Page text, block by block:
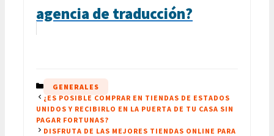
agencia de traducción?
CATEGORÍAS
GENERALES
¿ES POSIBLE COMPRAR EN TIENDAS DE ESTADOS
UNIDOS Y RECIBIRLO EN LA PUERTA DE TU CASA SIN
PAGAR FORTUNAS?
DISFRUTA DE LAS MEJORES TIENDAS ONLINE PARA